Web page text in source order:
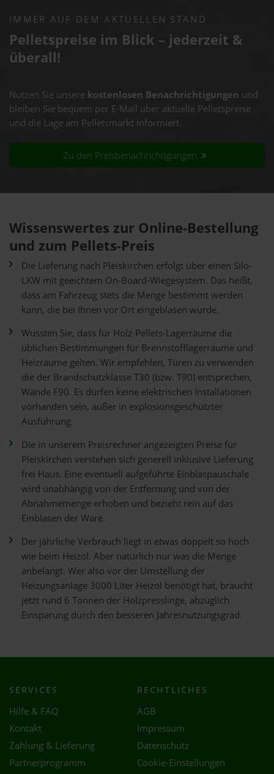
IMMER AUF DEM AKTUELLEN STAND
Pelletspreise im Blick – jederzeit &
überall!
Nutzen Sie unsere kostenlosen Benachrichtigungen und
bleiben Sie bequem per E-Mail über aktuelle Pelletspreise
und die Lage am Pelletsmarkt informiert.
Zu den Preisbenachrichtigungen
Wissenswertes zur Online-Bestellung
und zum Pellets-Preis
Die Lieferung nach Pleiskirchen erfolgt über einen Silo-
LKW mit geeichtem On-Board-Wiegesystem. Das heißt,
dass am Fahrzeug stets die Menge bestimmt werden
kann, die bei Ihnen vor Ort eingeblasen wurde.
Wussten Sie, dass für Holz-Pellets-Lagerräume die
üblichen Bestimmungen für Brennstofflagerräume und
Heizräume gelten. Wir empfehlen, Türen zu verwenden
die der Brandschutzklasse T30 (bzw. T90) entsprechen,
Wände F90. Es dürfen keine elektrischen Installationen
vorhanden sein, außer in explosionsgeschützter
Ausführung.
Die in unserem Preisrechner angezeigten Preise für
Pleiskirchen verstehen sich generell inklusive Lieferung
frei Haus. Eine eventuell aufgeführte Einblaspauschale
wird unabhängig von der Entfernung und von der
Abnahmemenge erhoben und bezieht rein auf das
Einblasen der Ware.
Der jährliche Verbrauch liegt in etwas doppelt so hoch
wie beim Heizöl. Aber natürlich nur was die Menge
anbelangt. Wer also vor der Umstellung der
Heizungsanlage 3000 Liter Heizöl benötigt hat, braucht
jetzt rund 6 Tonnen der Holzpresslinge, abzüglich
Einsparung durch den besseren Jahresnutzungsgrad.
SERVICES
Hilfe & FAQ
Kontakt
Zahlung & Lieferung
Partnerprogramm
RECHTLICHES
AGB
Impressum
Datenschutz
Cookie-Einstellungen